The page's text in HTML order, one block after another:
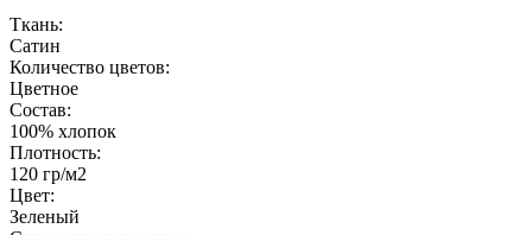
Ткань:
Сатин
Количество цветов:
Цветное
Состав:
100% хлопок
Плотность:
120 гр/м2
Цвет:
Зеленый